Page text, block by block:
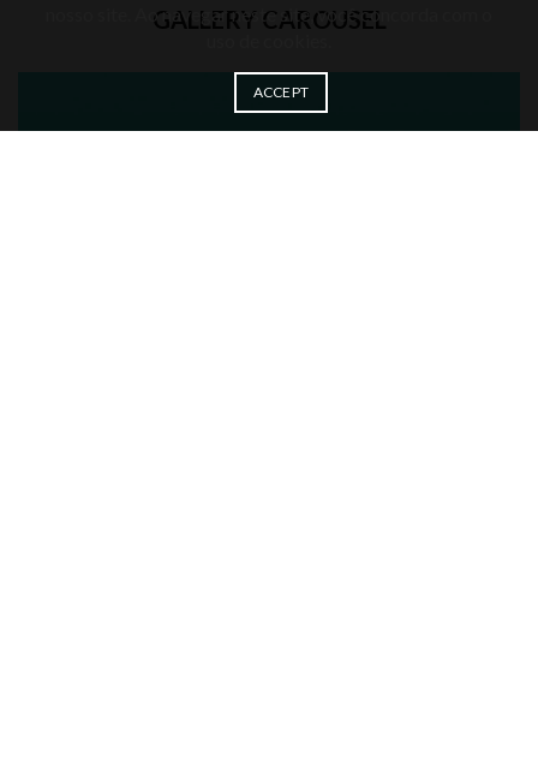
GALLERY CAROUSEL
nosso site. Ao navegar neste site, você concorda com o
ACCEPT